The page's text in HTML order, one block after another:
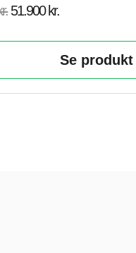
51.900 kr.
Se produkt